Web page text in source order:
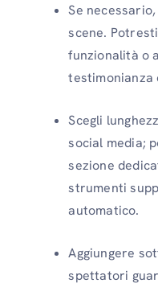
Se
scene.
funzionalità o
testimonianza
Scegli
social media;
sezione
strumenti
automatico.
Aggiungere
spettatori